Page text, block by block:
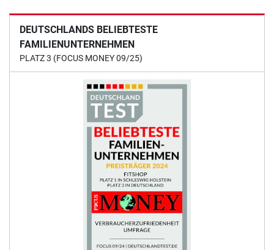
DEUTSCHLANDS BELIEBTESTE
FAMILIENUNTERNEHMEN
PLATZ 3 (FOCUS MONEY 09/25)